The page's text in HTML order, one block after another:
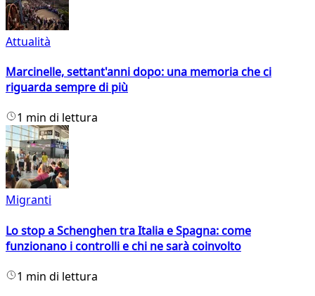
Attualità
Marcinelle, settant'anni dopo: una memoria che ci
riguarda sempre di più
1 min di lettura
Migranti
Lo stop a Schenghen tra Italia e Spagna: come
funzionano i controlli e chi ne sarà coinvolto
1 min di lettura